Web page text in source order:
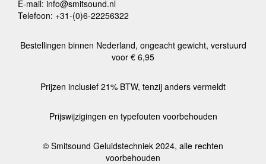
E-mail: info@smitsound.nl
Telefoon: +31-(0)6-22256322
Bestellingen binnen Nederland, ongeacht gewicht, verstuurd
voor € 6,95
Prijzen inclusief 21% BTW, tenzij anders vermeldt
Prijswijzigingen en typefouten voorbehouden
© Smitsound Geluidstechniek 2024, alle rechten
voorbehouden